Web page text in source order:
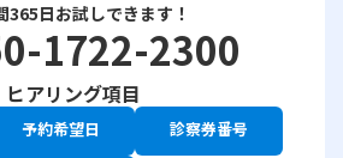
365日お試しできます！
1722-2300
ヒアリング項目
予約希望日 診察券番号